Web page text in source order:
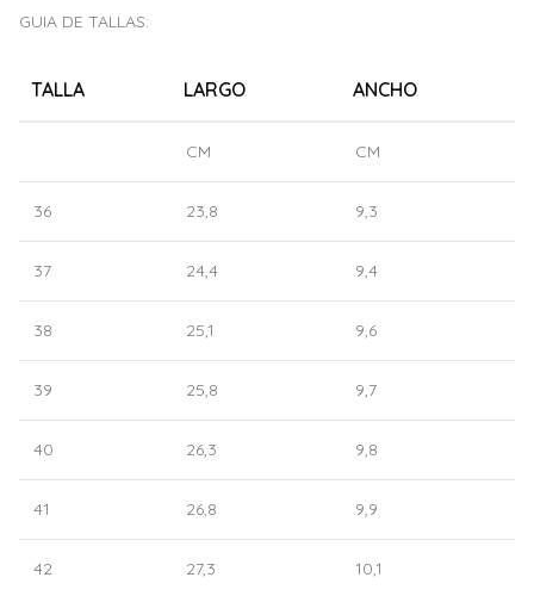
GUIA DE TALLAS:
TALLA LARGO ANCHO
CM CM
36 23,8 9,3
37 24,4 9,4
38 25,1 9,6
39 25,8 9,7
40 26,3 9,8
41 26,8 9,9
42 27,3 10,1